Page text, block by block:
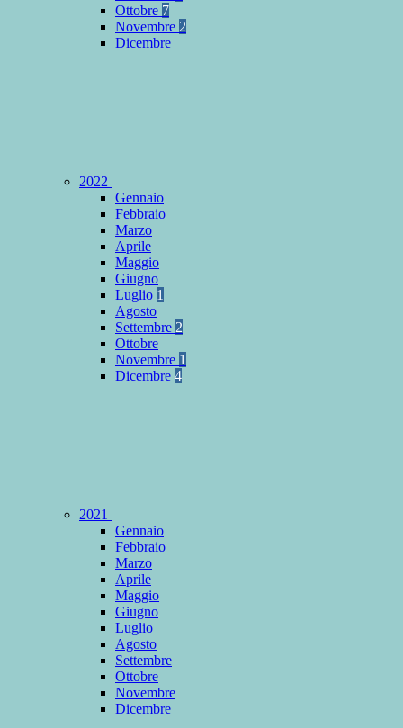
Ottobre 7
Novembre 2
Dicembre
2022
Gennaio
Febbraio
Marzo
Aprile
Maggio
Giugno
Luglio 1
Agosto
Settembre 2
Ottobre
Novembre 1
Dicembre 4
2021
Gennaio
Febbraio
Marzo
Aprile
Maggio
Giugno
Luglio
Agosto
Settembre
Ottobre
Novembre
Dicembre